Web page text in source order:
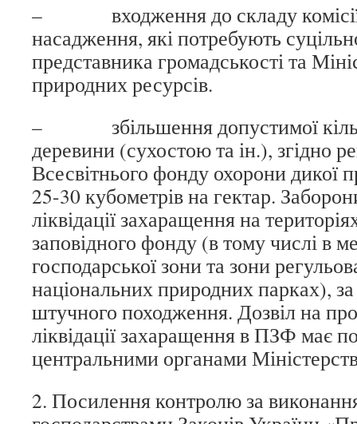
– входження до складу
насадження, які потребують
представника громадськості та
природних ресурсів.
– збільшення допустимої
деревини (сухостою та ін.), згідно
Всесвітнього фонду охорони дикої
25-30 кубометрів на гектар.
ліквідації захаращення на
заповідного фонду (в тому числі в
господарської зони та зони
національних природних парках), за
штучного походження. Дозвіл на
ліквідації захаращення в ПЗФ має
центральними органами
2. Посилення контролю за